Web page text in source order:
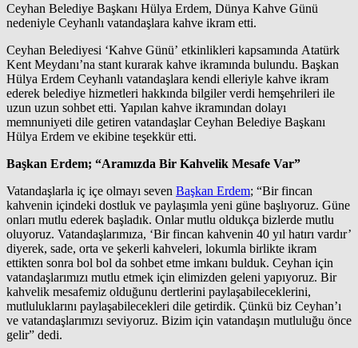
Ceyhan Belediye Başkanı Hülya Erdem, Dünya Kahve Günü
nedeniyle Ceyhanlı vatandaşlara kahve ikram etti.
Ceyhan Belediyesi ‘Kahve Günü’ etkinlikleri kapsamında Atatürk
Kent Meydanı’na stant kurarak kahve ikramında bulundu. Başkan
Hülya Erdem Ceyhanlı vatandaşlara kendi elleriyle kahve ikram
ederek belediye hizmetleri hakkında bilgiler verdi hemşehrileri ile
uzun uzun sohbet etti. Yapılan kahve ikramından dolayı
memnuniyeti dile getiren vatandaşlar Ceyhan Belediye Başkanı
Hülya Erdem ve ekibine teşekkür etti.
Başkan Erdem; “Aramızda Bir Kahvelik Mesafe Var”
Vatandaşlarla iç içe olmayı seven Başkan Erdem; “Bir fincan
kahvenin içindeki dostluk ve paylaşımla yeni güne başlıyoruz. Güne
onları mutlu ederek başladık. Onlar mutlu oldukça bizlerde mutlu
oluyoruz. Vatandaşlarımıza, ‘Bir fincan kahvenin 40 yıl hatırı vardır’
diyerek, sade, orta ve şekerli kahveleri, lokumla birlikte ikram
ettikten sonra bol bol da sohbet etme imkanı bulduk. Ceyhan için
vatandaşlarımızı mutlu etmek için elimizden geleni yapıyoruz. Bir
kahvelik mesafemiz olduğunu dertlerini paylaşabileceklerini,
mutluluklarını paylaşabilecekleri dile getirdik. Çünkü biz Ceyhan’ı
ve vatandaşlarımızı seviyoruz. Bizim için vatandaşın mutluluğu önce
gelir” dedi.